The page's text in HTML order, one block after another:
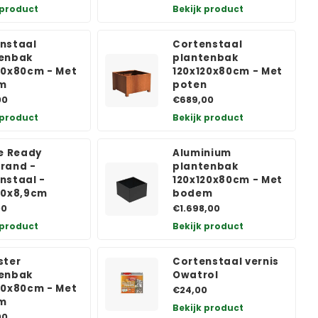
Bekijk product
- Met
Cortenstaal
plantenbak
120x120x80cm - Met
poten
€689,00
Bekijk product
Ready
-
-
Aluminium
plantenbak
120x120x80cm - Met
bodem
€1.698,00
Bekijk product
- Met
Cortenstaal vernis
Owatrol
€24,00
Bekijk product